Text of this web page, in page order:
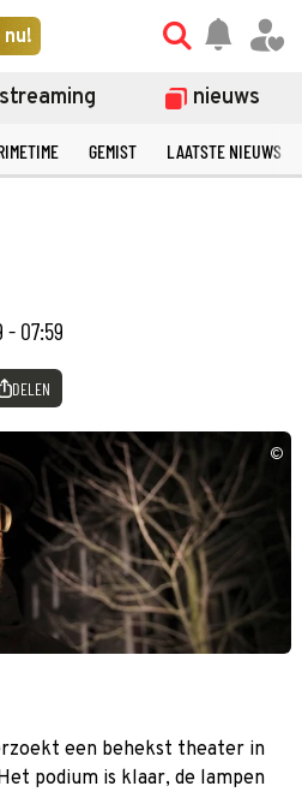
streaming nieuws
GEMIST LAATSTE NIEUWS
- 07:59
DELEN
©
een behekst theater in
podium is klaar, de lampen